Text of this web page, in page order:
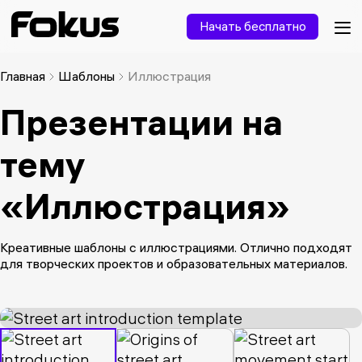
Начать бесплатно
Главная Шаблоны Иллюстрация
Презентации на
тему
«Иллюстрация»
Креативные шаблоны с иллюстрациями. Отлично подходят
для творческих проектов и образовательных материалов.